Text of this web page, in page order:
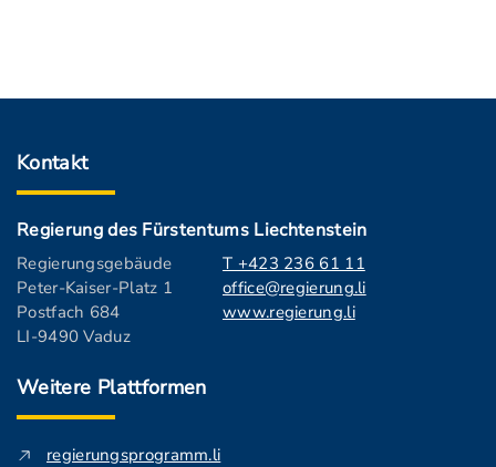
Kontakt
Regierung des Fürstentums Liechtenstein
Regierungsgebäude
Peter-Kaiser-Platz 1
Postfach 684
LI-9490 Vaduz
T +423 236 61 11
office@regierung.li
www.regierung.li
Weitere Plattformen
regierungsprogramm.li